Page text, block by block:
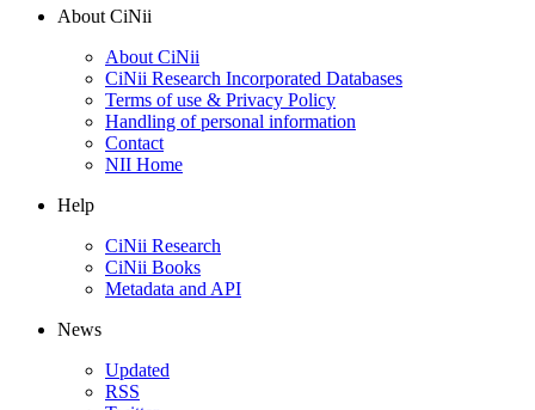
About CiNii
About CiNii
CiNii Research Incorporated Databases
Terms of use & Privacy Policy
Handling of personal information
Contact
NII Home
Help
CiNii Research
CiNii Books
Metadata and API
News
Updated
RSS